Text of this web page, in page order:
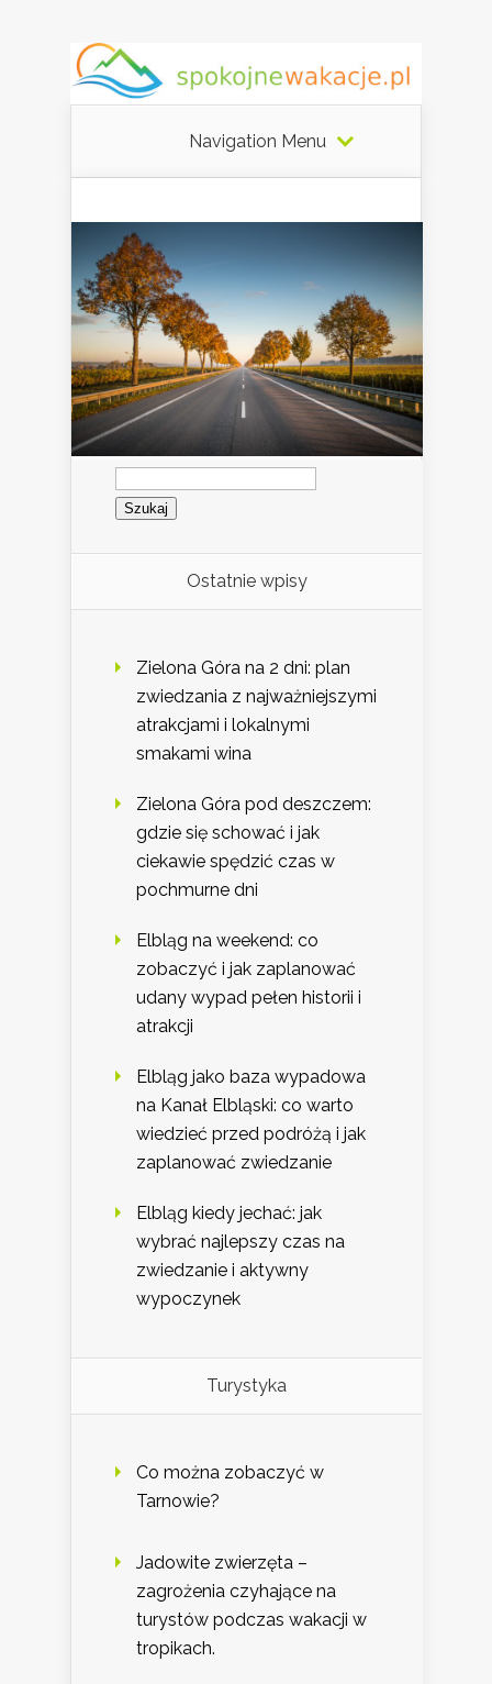
Navigation Menu
Szukaj:
Ostatnie wpisy
Zielona Góra na 2 dni: plan
zwiedzania z najważniejszymi
atrakcjami i lokalnymi
smakami wina
Zielona Góra pod deszczem:
gdzie się schować i jak
ciekawie spędzić czas w
pochmurne dni
Elbląg na weekend: co
zobaczyć i jak zaplanować
udany wypad pełen historii i
atrakcji
Elbląg jako baza wypadowa
na Kanał Elbląski: co warto
wiedzieć przed podróżą i jak
zaplanować zwiedzanie
Elbląg kiedy jechać: jak
wybrać najlepszy czas na
zwiedzanie i aktywny
wypoczynek
Turystyka
Co można zobaczyć w
Tarnowie?
Jadowite zwierzęta –
zagrożenia czyhające na
turystów podczas wakacji w
tropikach.